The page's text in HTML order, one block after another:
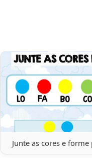
Junte as cores e